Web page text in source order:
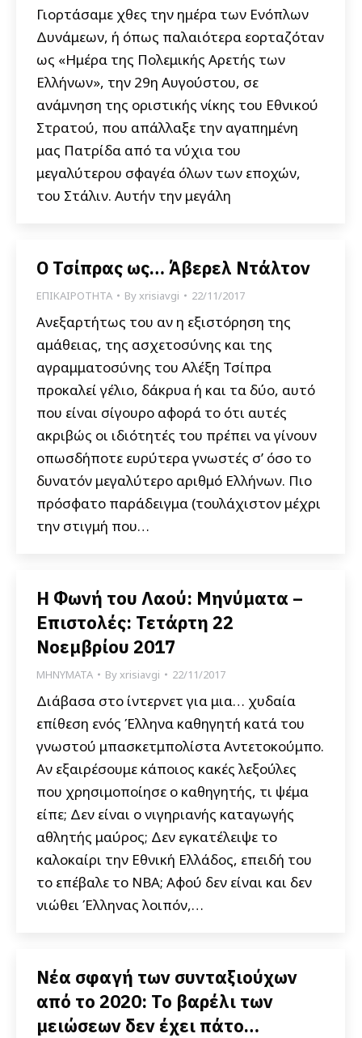
Γιορτάσαμε χθες την ημέρα των Ενόπλων
Δυνάμεων, ή όπως παλαιότερα εορταζόταν
ως «Ημέρα της Πολεμικής Αρετής των
Ελλήνων», την 29η Αυγούστου, σε
ανάμνηση της οριστικής νίκης του Εθνικού
Στρατού, που απάλλαξε την αγαπημένη
μας Πατρίδα από τα νύχια του
μεγαλύτερου σφαγέα όλων των εποχών,
του Στάλιν. Αυτήν την μεγάλη
Ο Τσίπρας ως… Άβερελ Ντάλτον
ΕΠΙΚΑΙΡΟΤΗΤΑ Byxrisiavgi 22/11/2017
Ανεξαρτήτως του αν η εξιστόρηση της
αμάθειας, της ασχετοσύνης και της
αγραμματοσύνης του Αλέξη Τσίπρα
προκαλεί γέλιο, δάκρυα ή και τα δύο, αυτό
που είναι σίγουρο αφορά το ότι αυτές
ακριβώς οι ιδιότητές του πρέπει να γίνουν
οπωσδήποτε ευρύτερα γνωστές σ’ όσο το
δυνατόν μεγαλύτερο αριθμό Ελλήνων. Πιο
πρόσφατο παράδειγμα (τουλάχιστον μέχρι
την στιγμή που…
Η Φωνή του Λαού: Μηνύματα –
Επιστολές: Τετάρτη 22
Νοεμβρίου 2017
ΜΗΝΥΜΑΤΑ Byxrisiavgi 22/11/2017
Διάβασα στο ίντερνετ για μια… χυδαία
επίθεση ενός Έλληνα καθηγητή κατά του
γνωστού μπασκετμπολίστα Αντετοκούμπο.
Αν εξαιρέσουμε κάποιος κακές λεξούλες
που χρησιμοποίησε ο καθηγητής, τι ψέμα
είπε; Δεν είναι ο νιγηριανής καταγωγής
αθλητής μαύρος; Δεν εγκατέλειψε το
καλοκαίρι την Εθνική Ελλάδος, επειδή του
το επέβαλε το NBA; Αφού δεν είναι και δεν
νιώθει Έλληνας λοιπόν,…
Νέα σφαγή των συνταξιούχων
από το 2020: Το βαρέλι των
μειώσεων δεν έχει πάτο…